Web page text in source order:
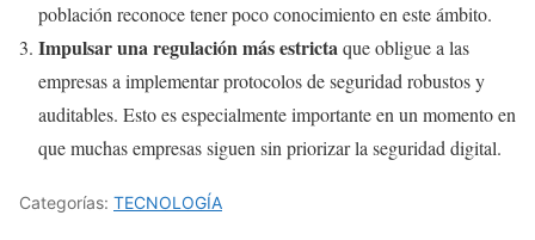
población reconoce tener poco conocimiento en este ámbito.
Impulsar una regulación más estrictaque obligue a las
empresas a implementar protocolos de seguridad robustos y
auditables. Esto es especialmente importante en un momento en
que muchas empresas siguen sin priorizar la seguridad digital.
Categorías: TECNOLOGÍA